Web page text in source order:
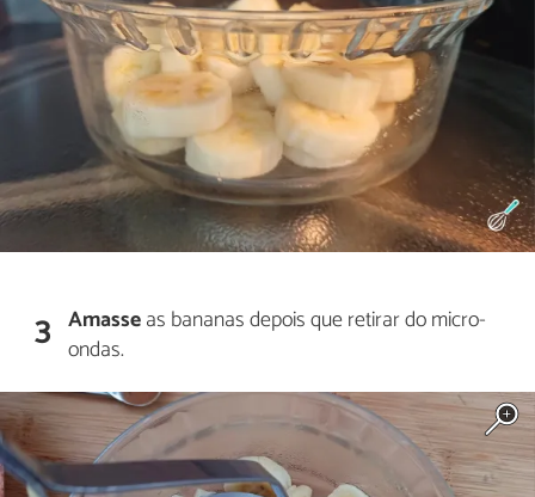
3 Amasseas bananas depois que retirar do micro-
ondas.